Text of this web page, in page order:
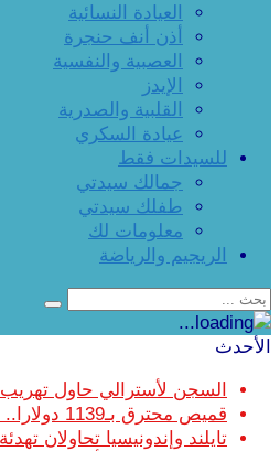
العيادة النسائية
أذن أنف حنجرة
العصبية والنفسية
الإيدز
القلبية والصدرية
عيادة السكري
للسيدات فقط
جمالك سيدتي
طفلك سيدتي
معلومات لك
الريجيم والرياضة
الأحدث
السجن لأسترالي حاول
قميص محترق بـ1139 دولارا.. هل تفقد الموضة عقلها؟
تايلند وإندونيسيا تحاولان